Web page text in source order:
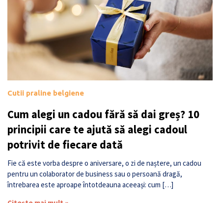
Cutii praline belgiene
Cum alegi un cadou fără să dai greș? 10
principii care te ajută să alegi cadoul
potrivit de fiecare dată
Fie că este vorba despre o aniversare, o zi de naștere, un cadou
pentru un colaborator de business sau o persoană dragă,
întrebarea este aproape întotdeauna aceeași: cum […]